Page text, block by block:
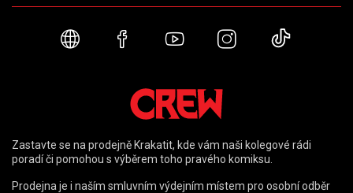
Webové stránky
FacebookYouTubeInstagram
Zastavte se na prodejně Krakatit, kde vám naši kolegové rádi
poradí či pomohou s výběrem toho pravého komiksu.
Prodejna je i naším smluvním výdejním místem pro osobní odběr